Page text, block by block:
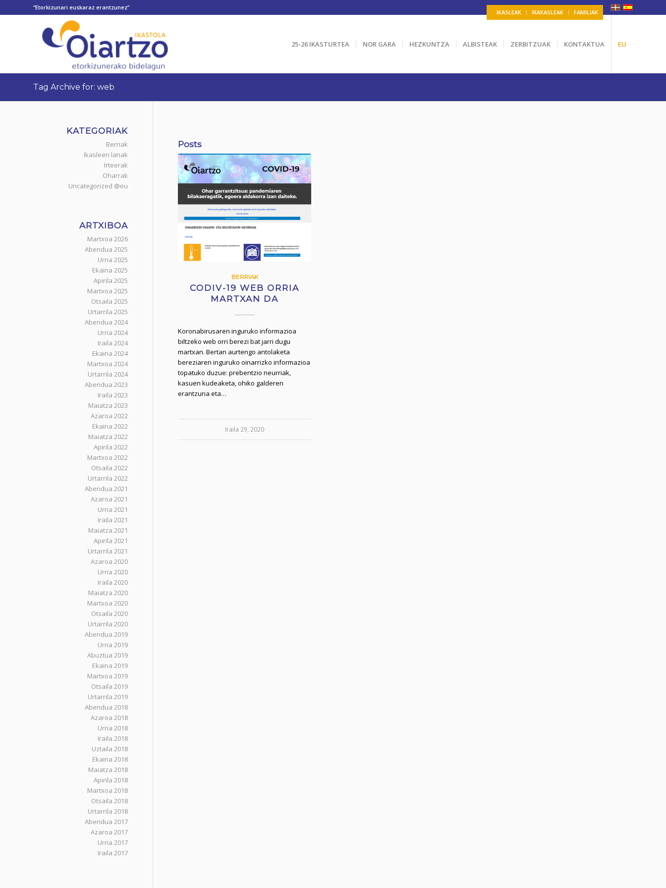
IKASLEAK IRAKASLEAK FAMILIAK
“Etorkizunari euskaraz erantzunez”
25-26 IKASTURTEA NOR GARA HEZKUNTZA ALBISTEAK ZERBITZUAK KONTAKTUA EU
Tag Archive for: web
Posts
BERRIAK
CODIV-19 WEB ORRIA
MARTXAN DA
Koronabirusaren inguruko informazioa
biltzeko web orri berezi bat jarri dugu
martxan. Bertan aurtengo antolaketa
bereziaren inguruko oinarrizko informazioa
topatuko duzue: prebentzio neurriak,
kasuen kudeaketa, ohiko galderen
erantzuna eta…
Iraila 29, 2020
KATEGORIAK
Berriak
Ikasleen lanak
Irteerak
Oharrak
Uncategorized @eu
ARTXIBOA
Martxoa 2026
Abendua 2025
Urria 2025
Ekaina 2025
Apirila 2025
Martxoa 2025
Otsaila 2025
Urtarrila 2025
Abendua 2024
Urria 2024
Iraila 2024
Ekaina 2024
Martxoa 2024
Urtarrila 2024
Abendua 2023
Iraila 2023
Maiatza 2023
Azaroa 2022
Ekaina 2022
Maiatza 2022
Apirila 2022
Martxoa 2022
Otsaila 2022
Urtarrila 2022
Abendua 2021
Azaroa 2021
Urria 2021
Iraila 2021
Maiatza 2021
Apirila 2021
Urtarrila 2021
Azaroa 2020
Urria 2020
Iraila 2020
Maiatza 2020
Martxoa 2020
Otsaila 2020
Urtarrila 2020
Abendua 2019
Urria 2019
Abuztua 2019
Ekaina 2019
Martxoa 2019
Otsaila 2019
Urtarrila 2019
Abendua 2018
Azaroa 2018
Urria 2018
Iraila 2018
Uztaila 2018
Ekaina 2018
Maiatza 2018
Apirila 2018
Martxoa 2018
Otsaila 2018
Urtarrila 2018
Abendua 2017
Azaroa 2017
Urria 2017
Iraila 2017